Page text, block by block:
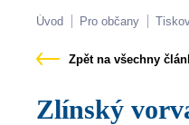
Kontakty
Úvod Pro občany
Zpět na všechny
Zlínský